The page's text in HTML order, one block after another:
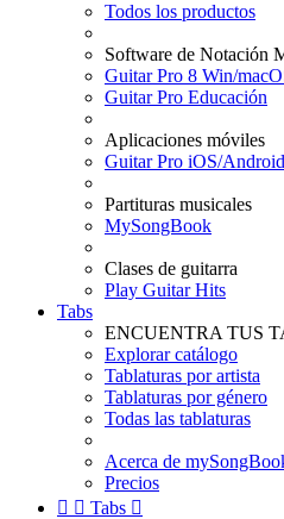
Todos los productos
Software de Notación
Guitar Pro 8 Win/
Guitar Pro Educación
Aplicaciones móviles
Guitar Pro iOS/Android
Partituras musicales
MySongBook
Clases de guitarra
Play Guitar Hits
Tabs
ENCUENTRA TUS
Explorar catálogo
Tablaturas por artista
Tablaturas por género
Todas las tablaturas
Acerca de
Precios
  Tabs 